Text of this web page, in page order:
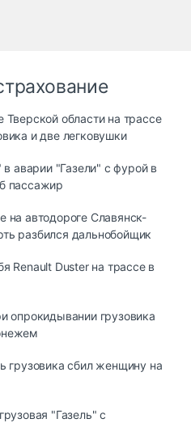
области на трассе
и две легковушки
аварии "Газели" с фурой в
пассажир
на автодороге Славянск-
разбился дальнобойщик
Renault Duster на трассе в
опрокидывании грузовика
грузовика сбил женщину на
"Газель" с